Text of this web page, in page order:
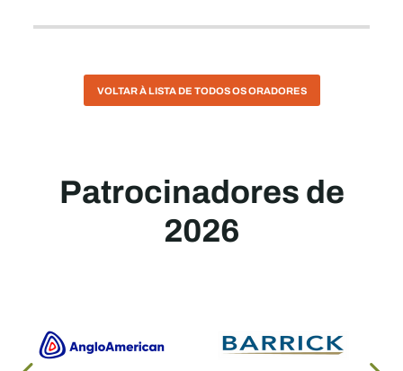
VOLTAR À LISTA DE TODOS OS ORADORES
Patrocinadores de
2026